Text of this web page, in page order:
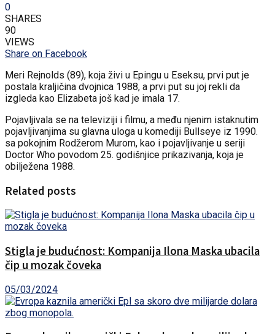
0
SHARES
90
VIEWS
Share on Facebook
Meri Rejnolds (89), koja živi u Epingu u Eseksu, prvi put je
postala kraljičina dvojnica 1988, a prvi put su joj rekli da
izgleda kao Elizabeta još kad je imala 17.
Pojavljivala se na televiziji i filmu, a među njenim istaknutim
pojavljivanjima su glavna uloga u komediji Bullseye iz 1990.
sa pokojnim Rodžerom Murom, kao i pojavljivanje u seriji
Doctor Who povodom 25. godišnjice prikazivanja, koja je
obilježena 1988.
Related posts
Stigla je budućnost: Kompanija Ilona Maska ubacila
čip u mozak čoveka
05/03/2024